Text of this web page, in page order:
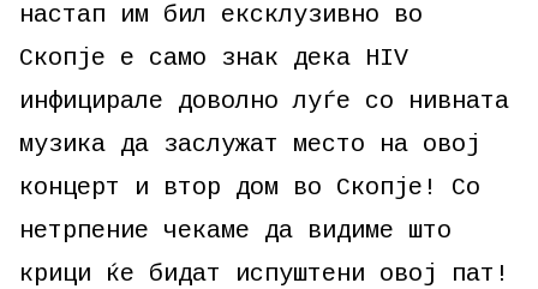
настап им бил ексклузивно во
Скопје е само знак дека HIV
инфицирале доволно луѓе со нивната
музика да заслужат место на овој
концерт и втор дом во Скопје! Со
нетрпение чекаме да видиме што
крици ќе бидат испуштени овој пат!